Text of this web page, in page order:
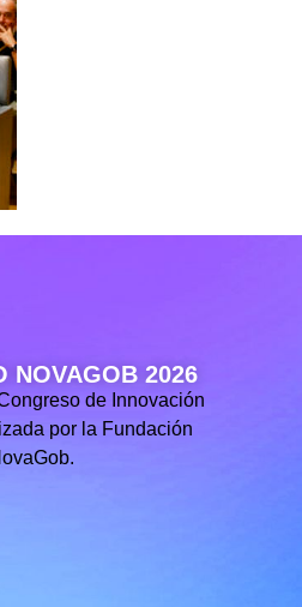
NOVAGOB 2026
de Innovación
por la Fundación